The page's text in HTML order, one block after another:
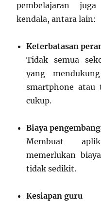
pembelajaran
kendala, antara lain:
Keterbatasan
Tidak semua
yang
smartphone atau
cukup.
Biaya
Membuat
memerlukan
tidak sedikit.
Kesiapan guru